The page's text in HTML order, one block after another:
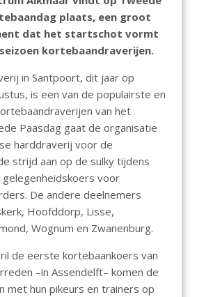
A
k
e
dI
n
ai
l
e
n
plaats, een groot
dat het startschot vormt
kortebaandraverijen.
in Santpoort, dit jaar op
is een van de populairste en
van het
Paasdag gaat de organisatie
harddraverij voor de
strijd aan op de sulky tijdens
voor
De andere deelnemers
Hoofddorp, Lisse,
Wognum en Zwanenburg.
de eerste kortebaankoers van
–in Assendelft– komen de
met hun pikeurs en trainers op